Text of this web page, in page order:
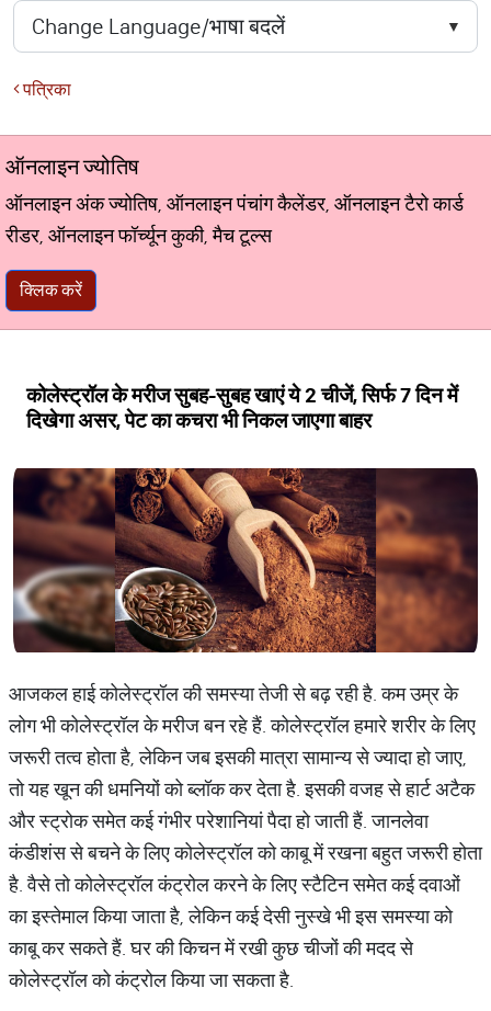
पत्रिका
ऑनलाइन ज्योतिष
ऑनलाइन अंक ज्योतिष, ऑनलाइन पंचांग कैलेंडर, ऑनलाइन टैरो कार्ड
रीडर, ऑनलाइन फॉर्च्यून कुकी, मैच टूल्स
क्लिक करें
कोलेस्ट्रॉल के मरीज सुबह-सुबह खाएं ये 2 चीजें, सिर्फ 7 दिन में
दिखेगा असर, पेट का कचरा भी निकल जाएगा बाहर
आजकल हाई कोलेस्ट्रॉल की समस्या तेजी से बढ़ रही है. कम उम्र के
लोग भी कोलेस्ट्रॉल के मरीज बन रहे हैं. कोलेस्ट्रॉल हमारे शरीर के लिए
जरूरी तत्व होता है, लेकिन जब इसकी मात्रा सामान्य से ज्यादा हो जाए,
तो यह खून की धमनियों को ब्लॉक कर देता है. इसकी वजह से हार्ट अटैक
और स्ट्रोक समेत कई गंभीर परेशानियां पैदा हो जाती हैं. जानलेवा
कंडीशंस से बचने के लिए कोलेस्ट्रॉल को काबू में रखना बहुत जरूरी होता
है. वैसे तो कोलेस्ट्रॉल कंट्रोल करने के लिए स्टैटिन समेत कई दवाओं
का इस्तेमाल किया जाता है, लेकिन कई देसी नुस्खे भी इस समस्या को
काबू कर सकते हैं. घर की किचन में रखी कुछ चीजों की मदद से
कोलेस्ट्रॉल को कंट्रोल किया जा सकता है.